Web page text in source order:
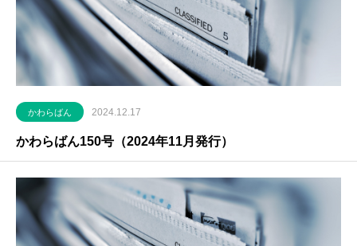
かわらばん 2024.12.17
かわらばん150号（2024年11月発行）